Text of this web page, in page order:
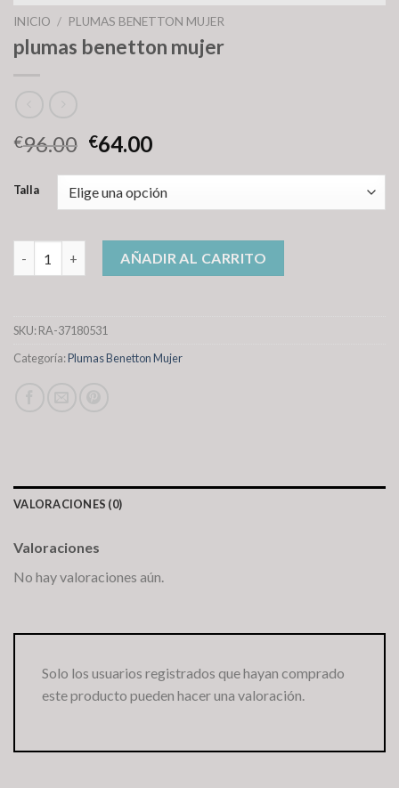
INICIO / PLUMAS BENETTON MUJER
plumas benetton mujer
€96.00 €64.00
Talla
plumas benetton mujer cantidad
AÑADIR AL CARRITO
SKU:RA-37180531
Categoría:Plumas Benetton Mujer
VALORACIONES (0)
Valoraciones
No hay valoraciones aún.
Solo los usuarios registrados que hayan comprado
este producto pueden hacer una valoración.